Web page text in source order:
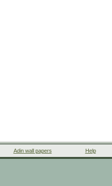
Adin wall papers Help